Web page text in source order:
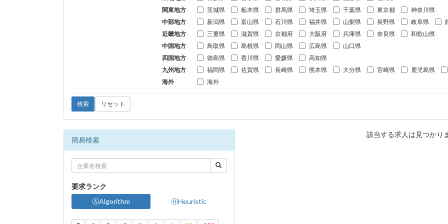
関東地方
茨城県 栃木県 群馬県 埼玉県 千葉県 東京都
神奈川県
中部地方
新潟県 富山県 石川県 福井県 山梨県 長野県 岐阜県
近畿地方
三重県 滋賀県 京都府 大阪府 兵庫県 奈良県
和歌山県
中国地方
鳥取県 島根県 岡山県 広島県
山口県
四国地方
徳島県 香川県 愛媛県
高知県
九州地方
福岡県 佐賀県 長崎県 熊本県 大分県 宮崎県
鹿児島県
海外
海外
検索 リセット
簡易検索
要求ランク
ⒶAlgorithm
ⒽHeuristic
該当する求人は見つかり